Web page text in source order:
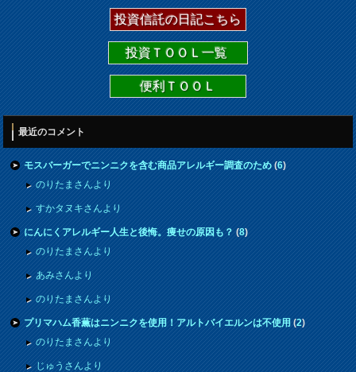
投資信託の日記こちら
投資ＴＯＯＬ一覧
便利ＴＯＯＬ
最近のコメント
モスバーガーでニンニクを含む商品アレルギー調査のため(6)
のりたまさんより
すかタヌキさんより
にんにくアレルギー人生と後悔。痩せの原因も？(8)
のりたまさんより
あみさんより
のりたまさんより
プリマハム香薫はニンニクを使用！アルトバイエルンは不使用(2)
のりたまさんより
じゅうさんより